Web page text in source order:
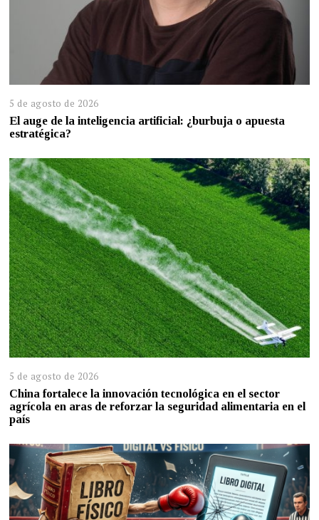
5 de agosto de 2026
El auge de la inteligencia artificial: ¿burbuja o apuesta
estratégica?
5 de agosto de 2026
China fortalece la innovación tecnológica en el sector
agrícola en aras de reforzar la seguridad alimentaria en el
país